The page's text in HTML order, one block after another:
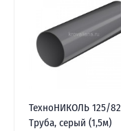
ТехноНИКОЛЬ 125/82
Труба, серый (1,5м)